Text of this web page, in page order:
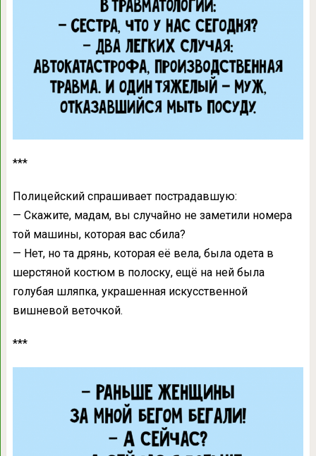
***
Полицейский спрашивает пострадавшую:
— Скажите, мадам, вы случайно не заметили номера
той машины, которая вас сбила?
— Нет, но та дрянь, которая её вела, была одета в
шерстяной костюм в полоску, ещё на ней была
голубая шляпка, украшенная искусственной
вишневой веточкой.
***